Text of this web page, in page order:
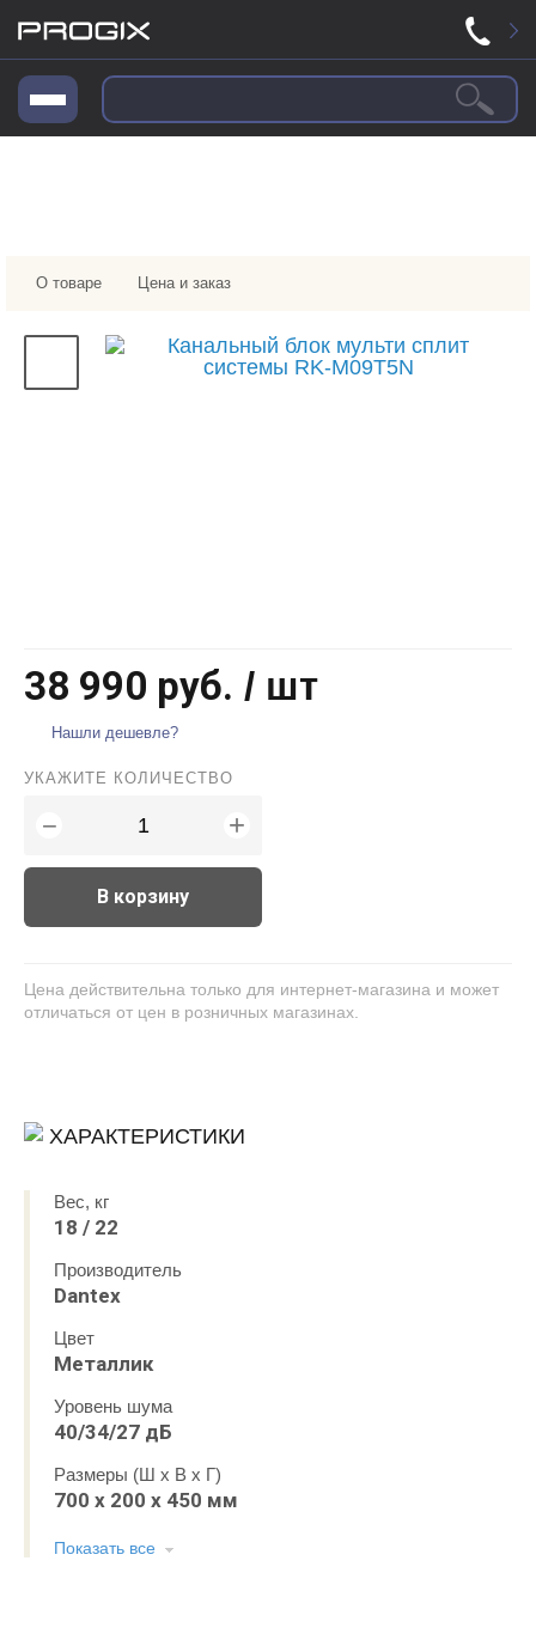
О товаре Цена и заказ
38 990 руб. / шт
Нашли дешевле?
УКАЖИТЕ КОЛИЧЕСТВО
− +
В корзину
Цена действительна только для интернет-магазина и может
отличаться от цен в розничных магазинах.
ХАРАКТЕРИСТИКИ
Вес, кг
18 / 22
Производитель
Dantex
Цвет
Металлик
Уровень шума
40/34/27 дБ
Размеры (Ш x В x Г)
700 х 200 х 450 мм
Показать все